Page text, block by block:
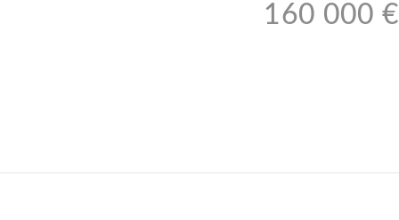
160 000 €